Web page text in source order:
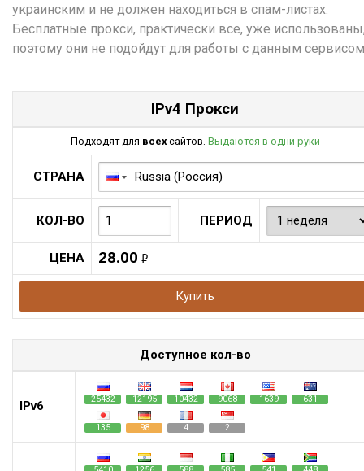
украинским и не должен находиться в спам-листах.
Бесплатные прокси, практически все, уже
поэтому они не подойдут для работы с данным
IPv4 Прокси
Подходят для всехсайтов. Выдаются в одни руки
СТРАНА
КОЛ-ВО ПЕРИОД
ЦЕНА 28.00 руб.
Купить
Доступное кол-во
IPv6 25432 12195 10432 9068 1639 631
135 98 4 2